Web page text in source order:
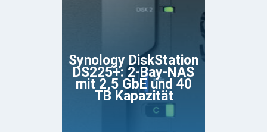
Synology DiskStation
DS225+: 2-Bay-NAS
mit 2,5 GbE und 40
TB Kapazität